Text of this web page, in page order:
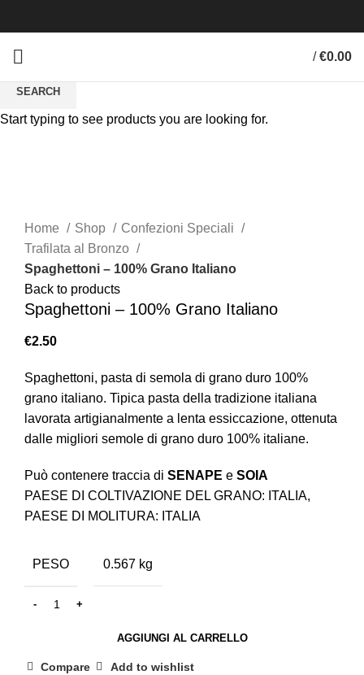
/ €0.00
Home
Shop
Confezioni Speciali
Trafilata al Bronzo
Spaghettoni – 100% Grano Italiano
Back to products
Spaghettoni – 100% Grano Italiano
€2.50
Spaghettoni, pasta di semola di grano duro 100%
grano italiano. Tipica pasta della tradizione italiana
lavorata artigianalmente a lenta essiccazione, ottenuta
dalle migliori semole di grano duro 100% italiane.
Può contenere traccia di SENAPE e SOIA
PAESE DI COLTIVAZIONE DEL GRANO: ITALIA,
PAESE DI MOLITURA: ITALIA
PESO 0.567 kg
AGGIUNGI AL CARRELLO
Compare Add to wishlist
SEARCH
Start typing to see products you are looking for.